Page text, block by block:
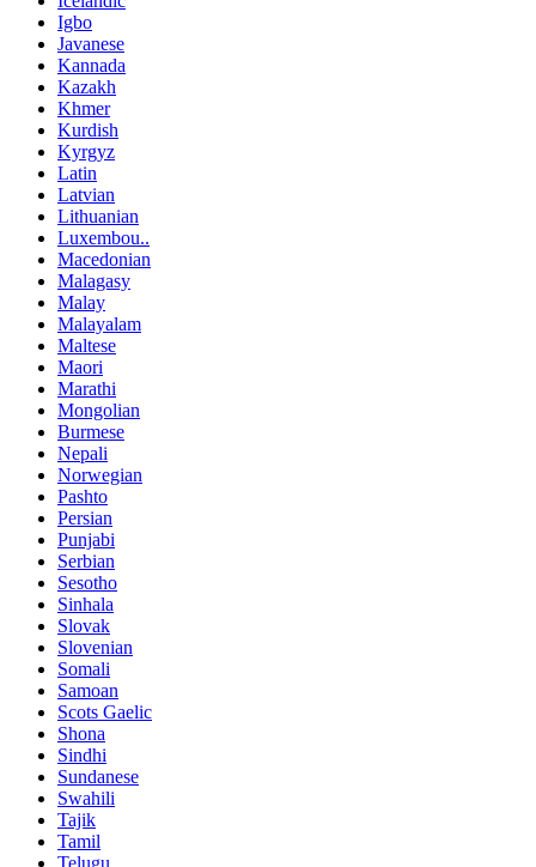
Igbo
Javanese
Kannada
Kazakh
Khmer
Kurdish
Kyrgyz
Latin
Latvian
Lithuanian
Luxembou..
Macedonian
Malagasy
Malay
Malayalam
Maltese
Maori
Marathi
Mongolian
Burmese
Nepali
Norwegian
Pashto
Persian
Punjabi
Serbian
Sesotho
Sinhala
Slovak
Slovenian
Somali
Samoan
Scots Gaelic
Shona
Sindhi
Sundanese
Swahili
Tajik
Tamil